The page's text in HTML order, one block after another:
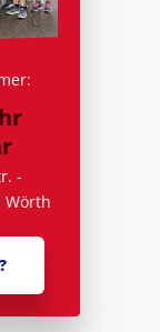
-
Wörth